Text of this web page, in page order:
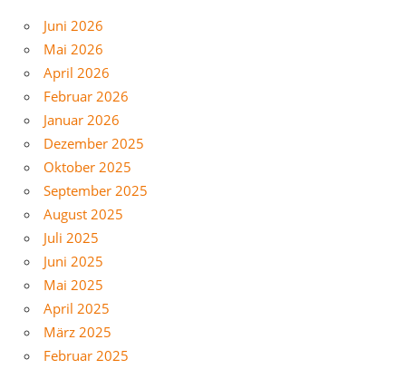
Juni 2026
Mai 2026
April 2026
Februar 2026
Januar 2026
Dezember 2025
Oktober 2025
September 2025
August 2025
Juli 2025
Juni 2025
Mai 2025
April 2025
März 2025
Februar 2025